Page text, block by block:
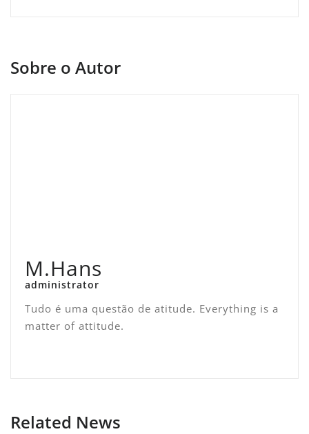
Sobre o Autor
M.Hans
administrator
Tudo é uma questão de atitude. Everything is a
matter of attitude.
Related News